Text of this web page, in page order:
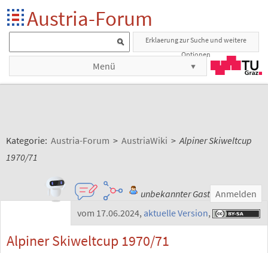
Austria-Forum
Erklaerung zur Suche und weitere
Optionen
Menü
Kategorie: Austria-Forum > AustriaWiki > Alpiner Skiweltcup
1970/71
unbekannter Gast Anmelden
vom 17.06.2024, aktuelle Version,
Alpiner Skiweltcup 1970/71